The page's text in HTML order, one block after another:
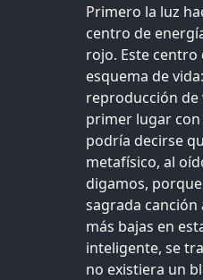
Primero la luz
centro de
rojo. Este centro
esquema de
reproducción de
primer lugar con
podría decirse
metafísico, al
digamos,
sagrada canción
más bajas en
inteligente, se
no existiera un